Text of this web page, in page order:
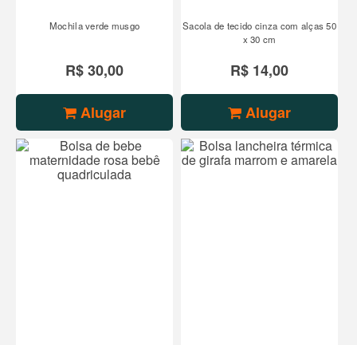
Mochila verde musgo
R$ 30,00
Alugar
Sacola de tecido cinza com alças 50
x 30 cm
R$ 14,00
Alugar